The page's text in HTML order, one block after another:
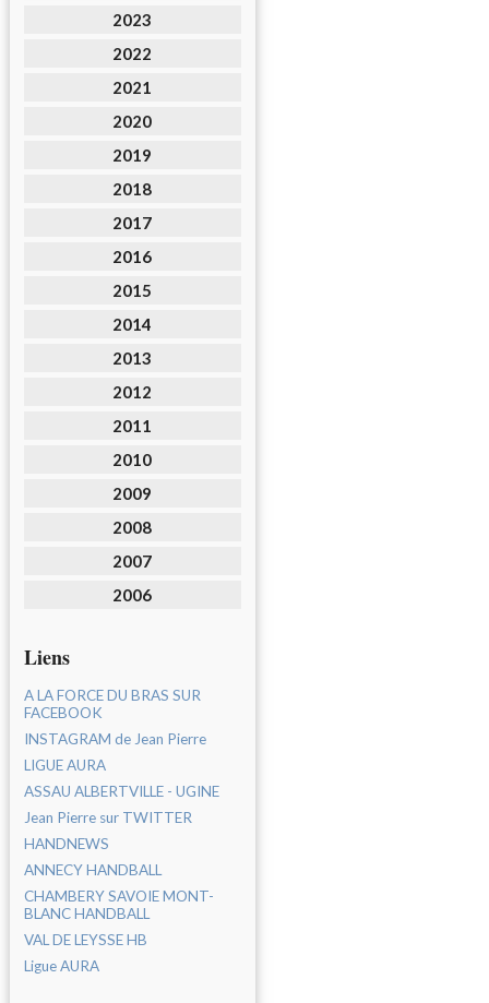
2023
2022
2021
2020
2019
2018
2017
2016
2015
2014
2013
2012
2011
2010
2009
2008
2007
2006
Liens
A LA FORCE DU BRAS SUR
FACEBOOK
INSTAGRAM de Jean Pierre
LIGUE AURA
ASSAU ALBERTVILLE - UGINE
Jean Pierre sur TWITTER
HANDNEWS
ANNECY HANDBALL
CHAMBERY SAVOIE MONT-
BLANC HANDBALL
VAL DE LEYSSE HB
Ligue AURA